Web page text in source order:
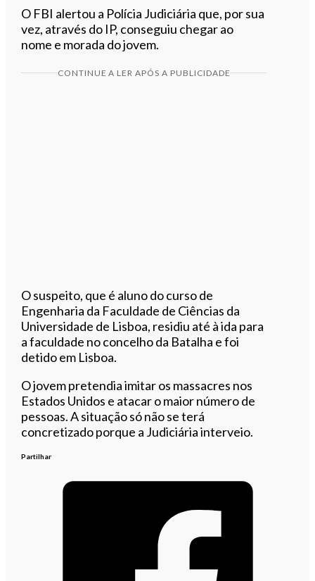
O FBI alertou a Polícia Judiciária que, por sua
vez, através do IP, conseguiu chegar ao
nome e morada do jovem.
CONTINUE A LER APÓS A PUBLICIDADE
O suspeito, que é aluno do curso de
Engenharia da Faculdade de Ciências da
Universidade de Lisboa, residiu até à ida para
a faculdade no concelho da Batalha e foi
detido em Lisboa.
O jovem pretendia imitar os massacres nos
Estados Unidos e atacar o maior número de
pessoas. A situaçãosó não se terá
concretizado porque a Judiciária interveio.
Partilhar